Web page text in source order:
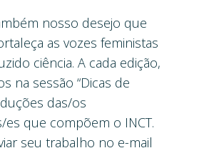
nosso desejo que
as vozes feministas
ciência. A cada edição,
na sessão “Dicas de
das/os
es que compõem o INCT.
seu trabalho no e-mail